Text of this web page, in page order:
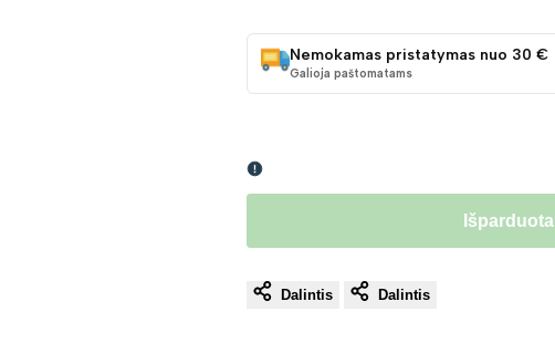
Nemokamas pristatymas nuo 30 €
Galioja paštomatams
Išparduota
Dalintis Dalintis